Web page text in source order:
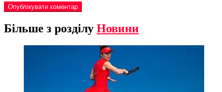
Більше з розділу Новини